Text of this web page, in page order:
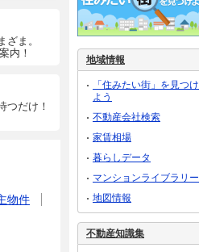
ま。
内！
つだけ！
物件
地域情報
「住みたい街」を見つけ
よう
不動産会社検索
家賃相場
暮らしデータ
マンションライブラリー
地図情報
不動産知識集